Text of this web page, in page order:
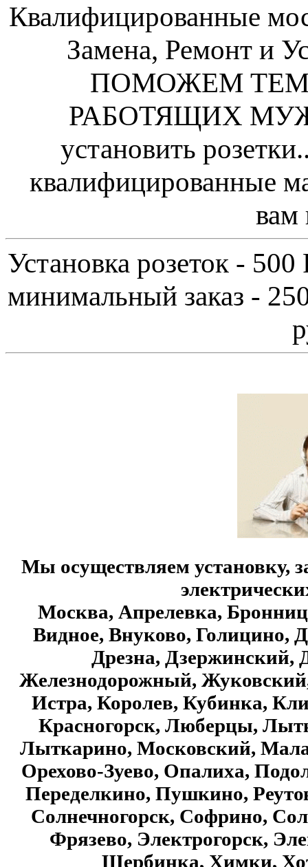
Квалифицированные
Замена, Ремонт и
ПОМОЖЕМ
РАБОТЯЩИХ
установить
квалифицированные
Установка розеток -
минимальный заказ -
Мы осуществляем установку,
Москва, Апрелевка,
Видное, Внуково, Голицино,
Дрезна, Дзержинский,
Железнодорожный, Жуковский,
Истра, Королев, Кубинка,
Красногорск, Люберцы,
Лыткарино, Московский,
Орехово-Зуево, Опалиха,
Переделкино, Пушкино,
Солнечногорск, Софрино,
Фрязево, Электрогорск,
Щербинка, Химки,